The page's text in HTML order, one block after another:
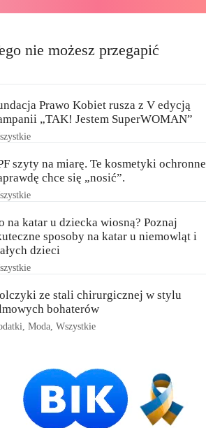
nie możesz przegapić
Prawo Kobiet rusza z V edycją
„TAK! Jestem SuperWOMAN”
szyty na miarę. Te kosmetyki ochronne
chce się „nosić”.
na katar u dziecka wiosną? Poznaj
sposoby na katar u niemowląt i
dzieci
ze stali chirurgicznej w stylu
bohaterów
,Moda ,Wszystkie